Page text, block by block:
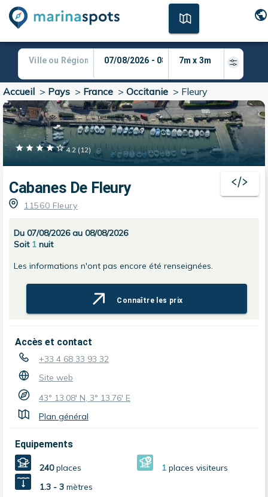
Accueil > Pays > France > Occitanie > Fleury
4.2 ( 12)
Cabanes De Fleury
11560 Fleury
Du 07/08/2026 au 08/08/2026
Soit 1 nuit
Les informations n'ont pas encore été renseignées.
Connaître les prix
Accès et contact
+33 4 68 33 93 32
Site web
43° 13.08' N, 3° 13.76' E
Plan général
Equipements
240places 1 places visiteurs
1.3 - 3 mètres